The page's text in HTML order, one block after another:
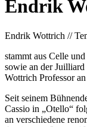
Endrik
Endrik Wottrich //
stammt aus Celle
sowie an der
Wottrich Professor
Seit seinem
Cassio in „Otello“
an verschiedene